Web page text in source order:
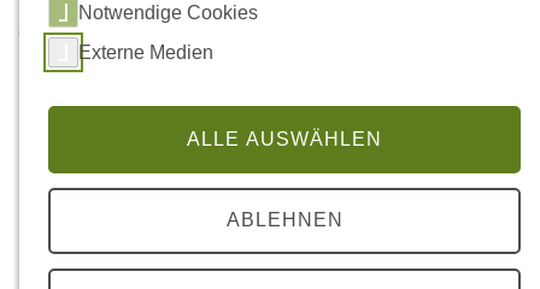
STARTSEITE
...
FÖRDERUNG
SANIERUNG
Förderung energetischer
Sanierung
Notwendige Cookies
Externe Medien
ALLE AUSWÄHLEN
ABLEHNEN